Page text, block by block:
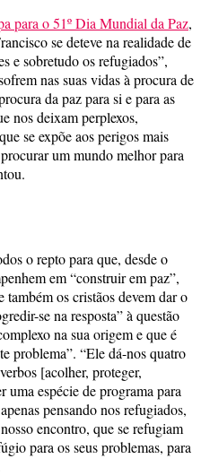
para o 51º Dia Mundial da Paz,
se deteve na realidade de
e sobretudo os refugiados”,
nas suas vidas à procura de
da paz para si e para as
nos deixam perplexos,
se expõe aos perigos mais
um mundo melhor para
o repto para que, desde o
em “construir em paz”,
os cristãos devem dar o
se na resposta” à questão
na sua origem e que é
problema”. “Ele dá-nos quatro
[acolher, proteger,
uma espécie de programa para
pensando nos refugiados,
encontro, que se refugiam
para os seus problemas, para